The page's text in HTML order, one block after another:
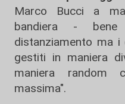
Marco Bucci a
bandiera -
distanziamento ma
gestiti in maniera
maniera random
massima".